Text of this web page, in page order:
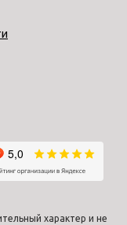
характер и не